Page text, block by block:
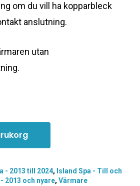
om du vill ha kopparbleck
anslutning.
utan
- 2013 till 2024, Island Spa - Till och
2013 och nyare, Värmare